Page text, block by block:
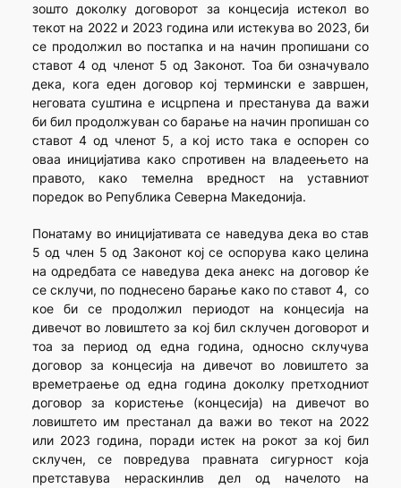
зошто доколку договорот за концесија истекол во
текот на 2022 и 2023 година или истекува во 2023, би
се продолжил во постапка и на начин пропишани со
ставот 4 од членот 5 од Законот. Тоа би означувало
дека, кога еден договор кој термински е завршен,
неговата суштина е исцрпена и престанува да важи
би бил продолжуван со барање на начин пропишан со
ставот 4 од членот 5, а кој исто така е оспорен со
оваа иницијатива како спротивен на владеењето на
правото, како темелна вредност на уставниот
поредок во Република Северна Македонија.
Понатаму во иницијативата се наведува дека во став
5 од член 5 од Законот кој се оспорува како целина
на одредбата се наведува дека анекс на договор ќе
се склучи, по поднесено барање како по ставот 4, со
кое би се продолжил периодот на концесија на
дивечот во ловиштето за кој бил склучен договорот и
тоа за период од една година, односно склучува
договор за концесија на дивечот во ловиштето за
времетраење од една година доколку претходниот
договор за користење (концесија) на дивечот во
ловиштето им престанал да важи во текот на 2022
или 2023 година, поради истек на рокот за кој бил
склучен, се повредува правната сигурност која
претставува нераскинлив дел од начелото на